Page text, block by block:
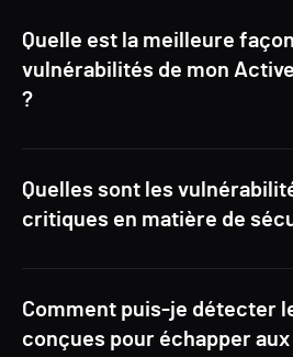
Quelle est la meilleure
vulnérabilités de mon
?
Quelles sont les
critiques en matière de
Comment puis-je détecter
conçues pour échapper